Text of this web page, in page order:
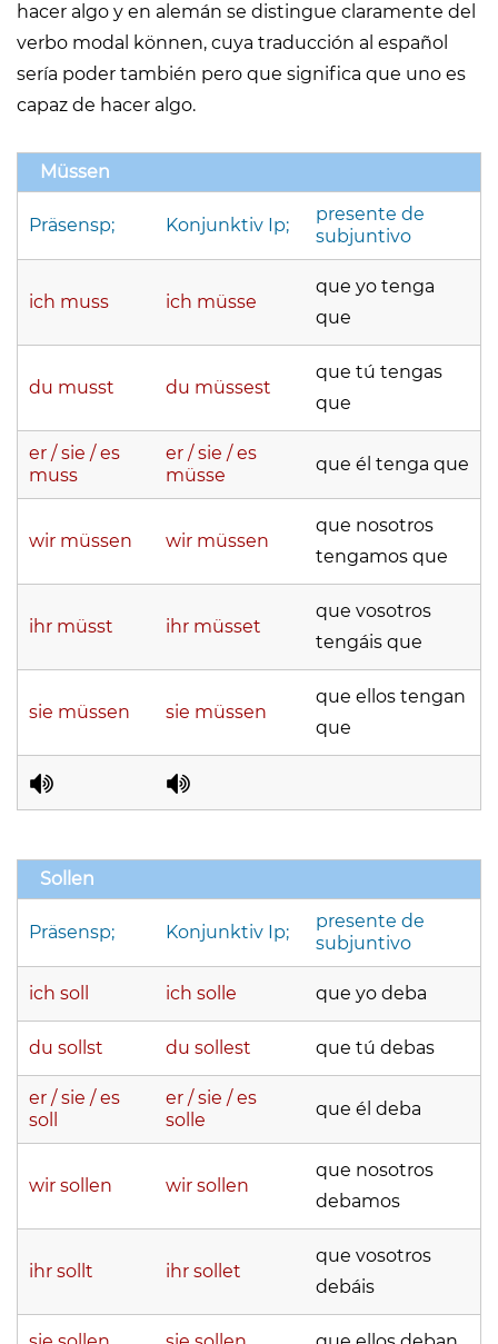
hacer algo y en alemán se distingue claramente del
verbo modal können, cuya traducción al español
sería poder también pero que significa que uno es
capaz de hacer algo.
Müssen
Präsensp; Konjunktiv Ip;
presente de
subjuntivo
ich muss ich müsse
que yo tenga
que
du musst du müssest
que tú tengas
que
er / sie / es
muss
er / sie / es
müsse
que él tenga que
wir müssen wir müssen
que nosotros
tengamos que
ihr müsst ihr müsset
que vosotros
tengáis que
sie müssen sie müssen
que ellos tengan
que
Sollen
Präsensp; Konjunktiv Ip;
presente de
subjuntivo
ich soll ich solle que yo deba
du sollst du sollest que tú debas
er / sie / es
soll
er / sie / es
solle
que él deba
wir sollen wir sollen
que nosotros
debamos
ihr sollt ihr sollet
que vosotros
debáis